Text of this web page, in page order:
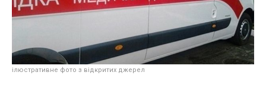
ілюстративне фото з відкритих джерел